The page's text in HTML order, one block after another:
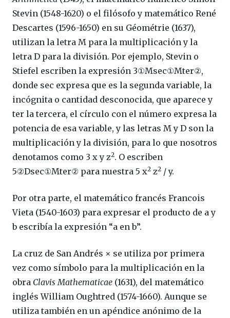
Stevin (1548-1620) o el filósofo y matemático René
Descartes (1596-1650) en su Géométrie (1637),
utilizan la letra M para la multiplicación y la
letra D para la división. Por ejemplo, Stevin o
Stiefel escriben la expresión 3①Msec①Mter②,
donde sec expresa que es la segunda variable, la
incógnita o cantidad desconocida, que aparece y
ter la tercera, el círculo con el número expresa la
potencia de esa variable, y las letras M y D son la
multiplicación y la división, para lo que nosotros
denotamos como 3 x y z2. O escriben
5②Dsec①Mter② para nuestra 5 x2 z2 / y.
Por otra parte, el matemático francés Francois
Vieta (1540-1603) para expresar el producto de a y
b escribía la expresión “a en b”.
La cruz de San Andrés × se utiliza por primera
vez como símbolo para la multiplicación en la
obra Clavis Mathematicae (1631), del matemático
inglés William Oughtred (1574-1660). Aunque se
utiliza también en un apéndice anónimo de la